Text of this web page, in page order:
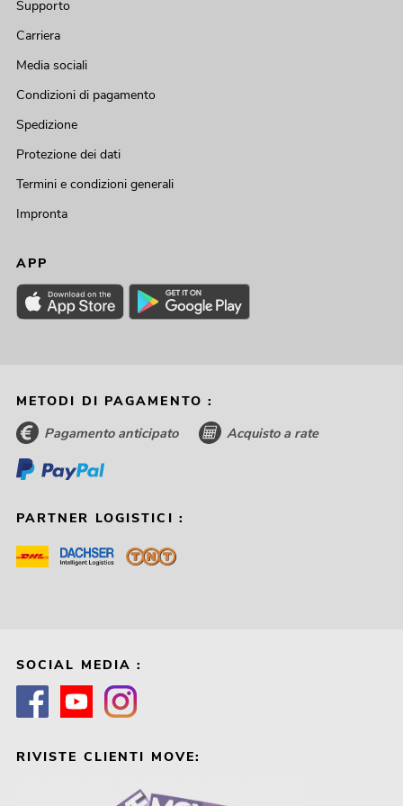
Supporto
Carriera
Media sociali
Condizioni di pagamento
Spedizione
Protezione dei dati
Termini e condizioni generali
Impronta
APP
METODI DI PAGAMENTO :
Pagamento anticipato Acquisto a rate
PARTNER LOGISTICI :
SOCIAL MEDIA :
RIVISTE CLIENTI MOVE: